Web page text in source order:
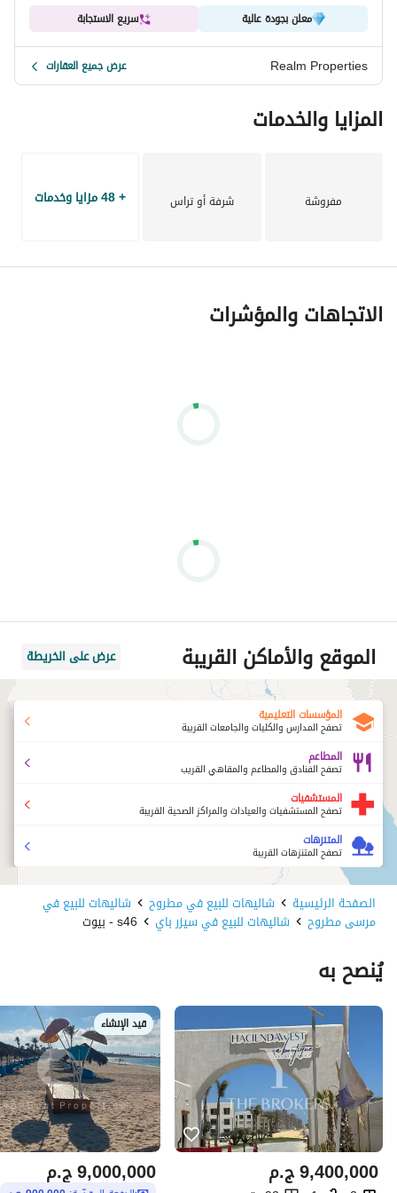
معلن بجودة عالية سريع الاستجابة
Realm Properties عرض جميع العقارات
المزايا والخدمات
مفروشة شرفة أو تراس + 48 مزايا وخدمات
الاتجاهات والمؤشرات
الموقع والأماكن القريبة عرض على الخريطة
المؤسسات التعليمية
تصفح المدارس والكليات والجامعات القريبة
المطاعم
تصفح الفنادق والمطاعم والمقاهي القريب
المستشفيات
تصفح المستشفيات والعيادات والمراكز الصحية القريبة
المتنزهات
تصفح المتنزهات القريبة
الصفحة الرئيسية شاليهات للبيع في مطروح شاليهات للبيع في
مرسى مطروح شاليهات للبيع في سيزر باي s46 - بيوت
يُنصح به
ج.م9,400,000
قيد الإنشاء
ج.م9,000,000